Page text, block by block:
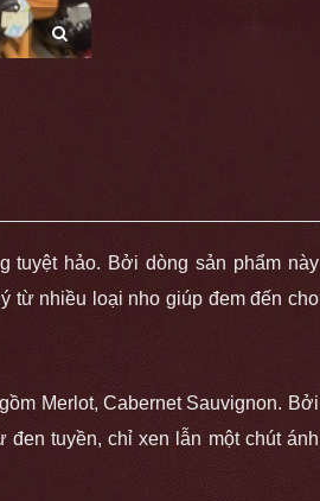
tuyệt hảo. Bởi dòng sản phẩm này
từ nhiều loại nho giúp đem đến cho
Merlot, Cabernet Sauvignon. Bởi
tuyền, chỉ xen lẫn một chút ánh